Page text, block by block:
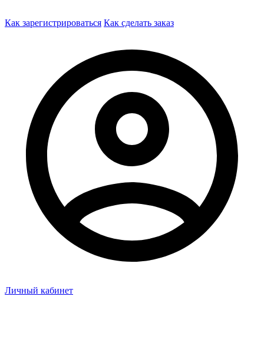
Как зарегистрироваться Как сделать заказ
Личный кабинет